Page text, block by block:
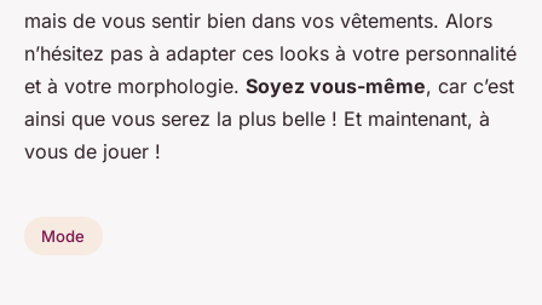
mais de vous sentir bien dans vos vêtements. Alors
n’hésitez pas à adapter ces looks à votre personnalité
et à votre morphologie. Soyez vous-même, car c’est
ainsi que vous serez la plus belle ! Et maintenant, à
vous de jouer !
Mode